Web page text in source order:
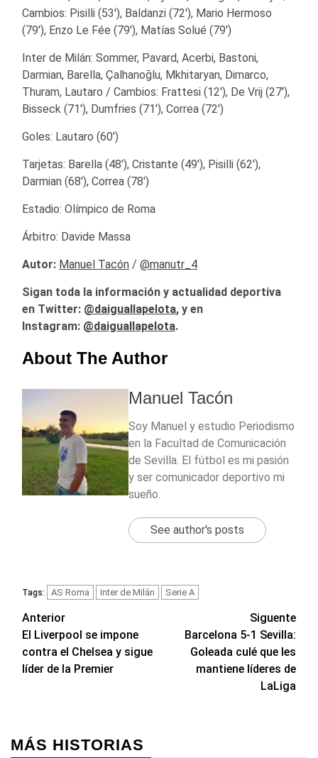
Cambios: Pisilli (53′), Baldanzi (72′), Mario Hermoso
(79′), Enzo Le Fée (79′), Matías Solué (79′)
Inter de Milán: Sommer, Pavard, Acerbi, Bastoni,
Darmian, Barella, Çalhanoğlu, Mkhitaryan, Dimarco,
Thuram, Lautaro / Cambios: Frattesi (12′), De Vrij (27′),
Bisseck (71′), Dumfries (71′), Correa (72′)
Goles: Lautaro (60′)
Tarjetas: Barella (48′), Cristante (49′), Pisilli (62′),
Darmian (68′), Correa (78′)
Estadio: Olímpico de Roma
Árbitro: Davide Massa
Autor: Manuel Tacón / @manutr_4
Sigan toda la información y actualidad deportiva
en Twitter: @daiguallapelota, y en
Instagram: @daiguallapelota.
About The Author
Manuel Tacón
Soy Manuel y estudio Periodismo
en la Facultad de Comunicación
de Sevilla. El fútbol es mi pasión
y ser comunicador deportivo mi
sueño.
See author's posts
Tags: AS Roma Inter de Milán Serie A
Navegación
de
entradas
Anterior
El Liverpool se impone
contra el Chelsea y sigue
líder de la Premier
Siguente
Barcelona 5-1 Sevilla:
Goleada culé que les
mantiene líderes de
LaLiga
MÁS HISTORIAS